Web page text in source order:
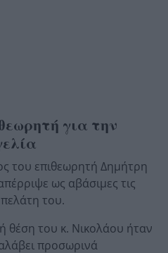
για την
του επιθεωρητή Δημήτρη
ως αβάσιμες τις
του.
θέση του κ. Νικολάου ήταν
προσωρινά